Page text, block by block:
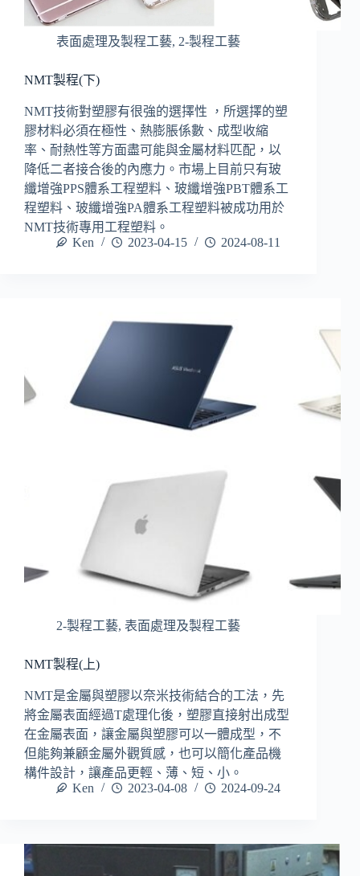
表面處理及製程工藝, 2-製程工藝
NMT製程(下)
NMT技術對塑膠有很強的選擇性 ，所選擇的塑
膠材料必須在極性、熱膨脹係數、成型收縮
率、耐熱性等方面盡可能與金屬材料匹配，以
降低二者接合後的內應力。市場上目前只有玻
纖增強PPS體系工程塑料、玻纖增強PBT體系工
程塑料、玻纖增強PA體系工程塑料被成功用於
NMT技術專用工程塑料。
Ken
2023-04-15 2024-08-11
2-製程工藝, 表面處理及製程工藝
NMT製程(上)
NMT是金屬與塑膠以奈米技術結合的工法，先
將金屬表面經過T處理化後，塑膠直接射出成型
在金屬表面，讓金屬與塑膠可以一體成型，不
但能夠兼顧金屬外觀質感，也可以簡化產品機
構件設計，讓產品更輕、薄、短、小。
Ken
2023-04-08 2024-09-24